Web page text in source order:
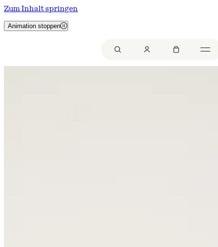
Zum Inhalt springen
Animation stoppen